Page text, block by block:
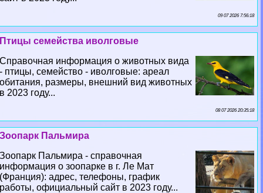
09 07 2026 7:56:18
Птицы семейства иволговые
Справочная информация о животных вида
- птицы, семейство - иволговые: ареал
обитания, размеры, внешний вид животных
в 2023 году...
08 07 2026 20:35:18
Зоопарк Пальмира
Зоопарк Пальмира - справочная
информация о зоопарке в г. Ле Мат
(Франция): адрес, телефоны, график
работы, официальный сайт в 2023 году...